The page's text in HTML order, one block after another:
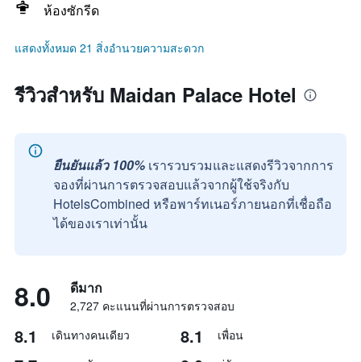
ห้องซักรีด
แสดงทั้งหมด 21 สิ่งอำนวยความสะดวก
รีวิวสำหรับ Maidan Palace Hotel
ยืนยันแล้ว 100% เรารวบรวมและแสดงรีวิวจากการ
จองที่ผ่านการตรวจสอบแล้วจากผู้ใช้จริงกับ
HotelsCombined หรือพาร์ทเนอร์ภายนอกที่เชื่อถือ
ได้ของเราเท่านั้น
8.0 ดีมาก
2,727 คะแนนที่ผ่านการตรวจสอบ
8.1 เดินทางคนเดียว 8.1 เพื่อน